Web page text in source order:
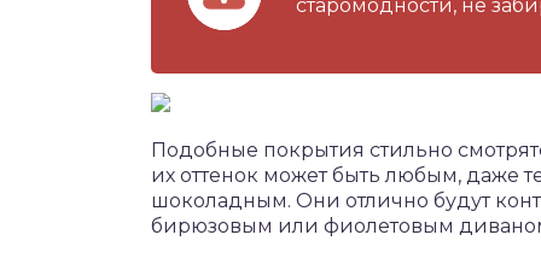
старомодности, не
Подобные покрытия стильно
их оттенок может быть любым,
шоколадным. Они отлично будут
бирюзовым или фиолетовым